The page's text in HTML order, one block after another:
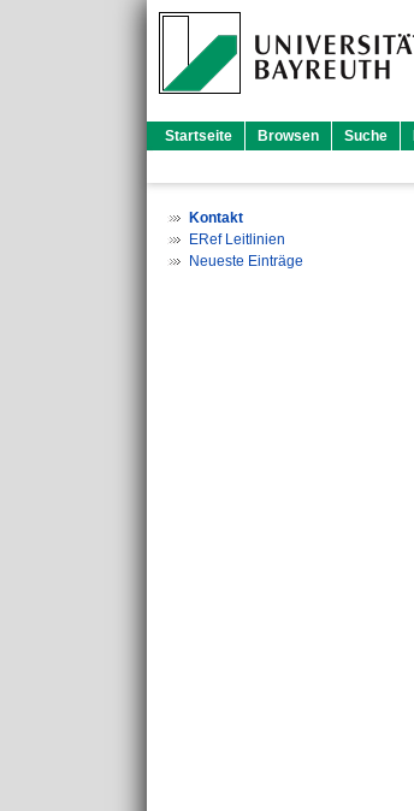
Startseite Browsen Suche
Kontakt
ERef Leitlinien
Neueste Einträge